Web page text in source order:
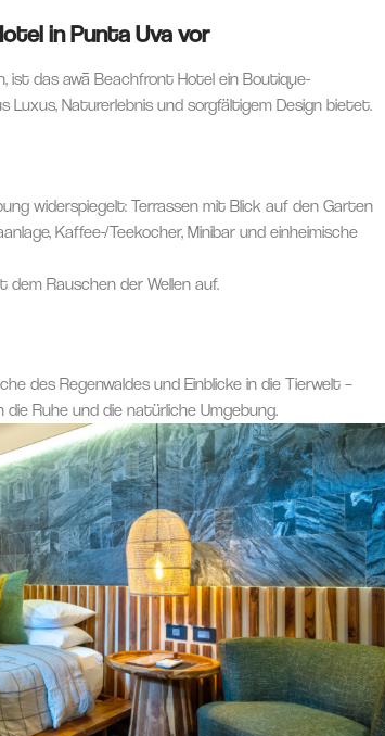
in Punta Uva vor
ist das awā Beachfront Hotel ein Boutique-
Luxus, Naturerlebnis und sorgfältigem Design bietet.
widerspiegelt: Terrassen mit Blick auf den Garten
Kaffee-/Teekocher, Minibar und einheimische
dem Rauschen der Wellen auf.
des Regenwaldes und Einblicke in die Tierwelt –
die Ruhe und die natürliche Umgebung.